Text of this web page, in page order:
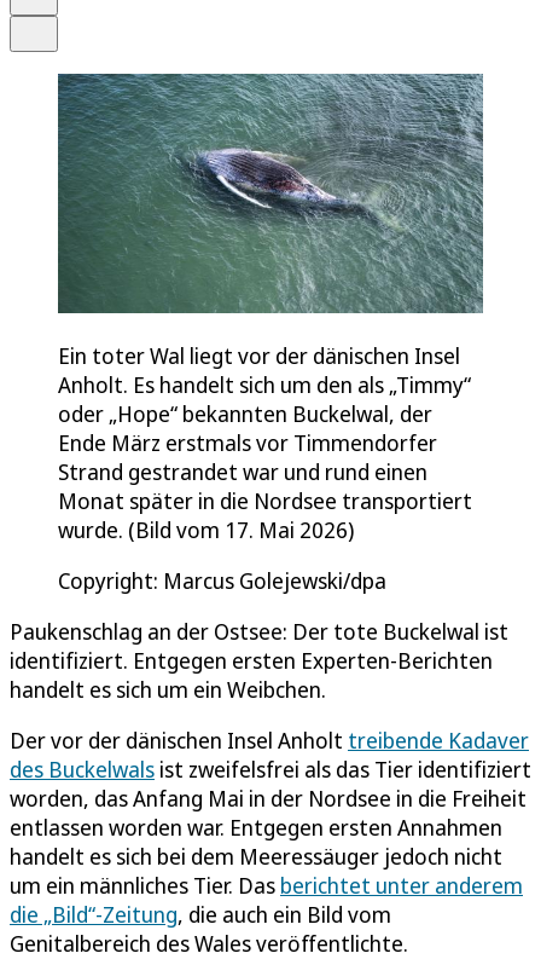
Ein toter Wal liegt vor der dänischen Insel
Anholt. Es handelt sich um den als „Timmy“
oder „Hope“ bekannten Buckelwal, der
Ende März erstmals vor Timmendorfer
Strand gestrandet war und rund einen
Monat später in die Nordsee transportiert
wurde. (Bild vom 17. Mai 2026)
Copyright: Marcus Golejewski/dpa
Paukenschlag an der Ostsee: Der tote Buckelwal ist
identifiziert. Entgegen ersten Experten-Berichten
handelt es sich um ein Weibchen.
Der vor der dänischen Insel Anholt treibende Kadaver
des Buckelwals ist zweifelsfrei als das Tier identifiziert
worden, das Anfang Mai in der Nordsee in die Freiheit
entlassen worden war. Entgegen ersten Annahmen
handelt es sich bei dem Meeressäuger jedoch nicht
um ein männliches Tier. Das berichtet unter anderem
die „Bild“-Zeitung, die auch ein Bild vom
Genitalbereich des Wales veröffentlichte.